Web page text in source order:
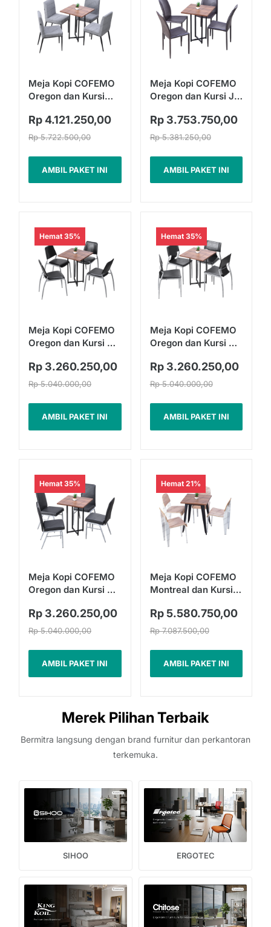
Meja Kopi COFEMO
Oregon dan Kursi
Rp 4.121.250,00
Rp 5.722.500,00
AMBIL PAKET INI
Meja Kopi COFEMO
Oregon dan Kursi JC
Rp 3.753.750,00
Rp 5.381.250,00
AMBIL PAKET INI
Hemat 35%
Meja Kopi COFEMO
Oregon dan Kursi CC
Rp 3.260.250,00
Rp 5.040.000,00
AMBIL PAKET INI
Hemat 35%
Meja Kopi COFEMO
Oregon dan Kursi CC
Rp 3.260.250,00
Rp 5.040.000,00
AMBIL PAKET INI
Hemat 35%
Meja Kopi COFEMO
Oregon dan Kursi CC
Rp 3.260.250,00
Rp 5.040.000,00
AMBIL PAKET INI
Hemat 21%
Meja Kopi COFEMO
Montreal dan Kursi
Rp 5.580.750,00
Rp 7.087.500,00
AMBIL PAKET INI
Merek Pilihan Terbaik
Bermitra langsung dengan brand furnitur dan perkantoran
terkemuka.
SIHOO ERGOTEC